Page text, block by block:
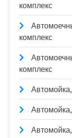
комплекс
комплекс
комплекс